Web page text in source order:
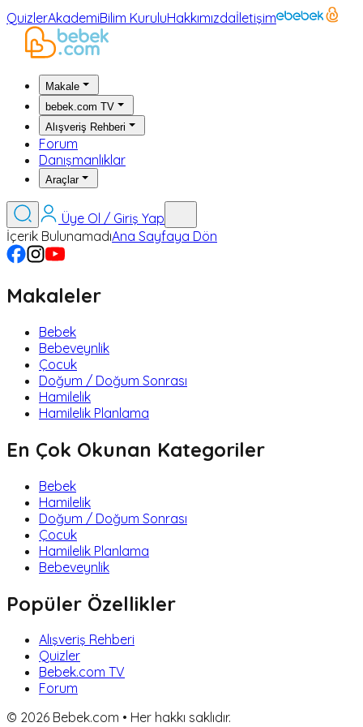
QuizlerAkademiBilim KuruluHakkımızdaİletişim
Makale
bebek.com TV
Alışveriş Rehberi
Forum
Danışmanlıklar
Araçlar
Üye Ol / Giriş Yap
İçerik BulunamadıAna Sayfaya Dön
Makaleler
Bebek
Bebeveynlik
Çocuk
Doğum / Doğum Sonrası
Hamilelik
Hamilelik Planlama
En Çok Okunan Kategoriler
Bebek
Hamilelik
Doğum / Doğum Sonrası
Çocuk
Hamilelik Planlama
Bebeveynlik
Popüler Özellikler
Alışveriş Rehberi
Quizler
Bebek.com TV
Forum
© 2026 Bebek.com • Her hakkı saklıdır.